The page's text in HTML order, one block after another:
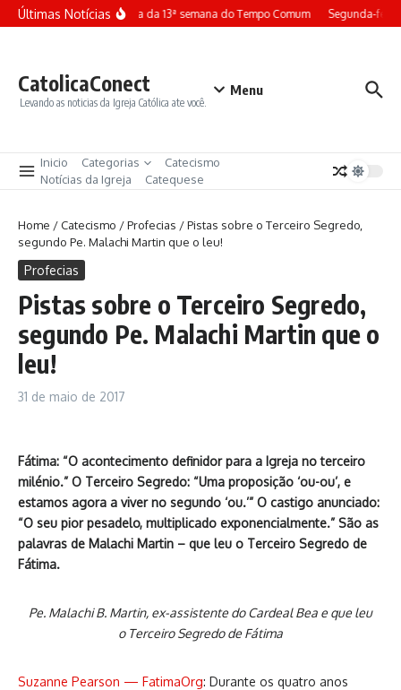
Ir para o conteúdo
Últimas NotíciasTerça-feira da 13ª semana do Tempo Comum Segunda-feira
CatolicaConect
Levando as noticias da Igreja Católica ate você.
Menu
Inicio Categorias
Catecismo
Notícias da Igreja
Catequese
Home /Catecismo /Profecias /Pistas sobre o Terceiro Segredo,
segundo Pe. Malachi Martin que o leu!
Profecias
Pistas sobre o Terceiro Segredo,
segundo Pe. Malachi Martin que o
leu!
31 de maio de 2017
Fátima: “O acontecimento definidor para a Igreja no terceiro
milénio.” O Terceiro Segredo: “Uma proposição ‘ou-ou’, e
estamos agora a viver no segundo ‘ou.’” O castigo anunciado:
“O seu pior pesadelo, multiplicado exponencialmente.” São as
palavras de Malachi Martin – que leu o Terceiro Segredo de
Fátima.
Pe. Malachi B. Martin, ex-assistente do Cardeal Bea e que leu
o Terceiro Segredo de Fátima
Suzanne Pearson — FatimaOrg: Durante os quatro anos